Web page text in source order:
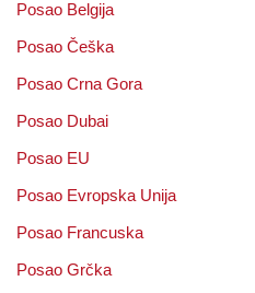
Posao Belgija
Posao Češka
Posao Crna Gora
Posao Dubai
Posao EU
Posao Evropska Unija
Posao Francuska
Posao Grčka